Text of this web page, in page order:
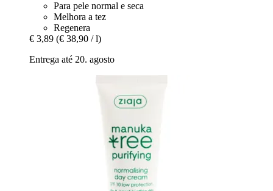
Para pele normal e seca
Melhora a tez
Regenera
€ 3,89 (€ 38,90 / l)
Entrega até 20. agosto